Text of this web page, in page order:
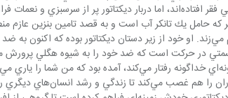
مردم به سير قهقرايي فقر افتاده‌اند، اما دربار ديكتاتور پر از
كه حامل يك تانكر آب است و به قصد تامين بنزين عازم
به گونه‌اي ديگر رقم مي‌زند. او خود از زير دستان ديكتاتور بوده
بازيابيد. او شير مادران